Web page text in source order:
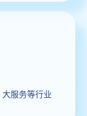
服务等行业